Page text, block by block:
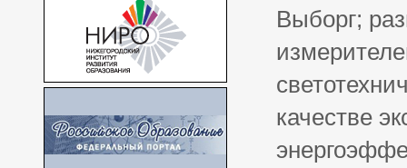
Выборг;
качестве